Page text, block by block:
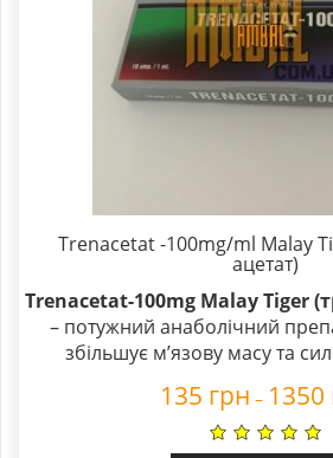
Trenacetat -100mg/ml Malay
ацетат)
Trenacetat-100mg Malay Tiger
– потужний анаболічний
збільшує м’язову масу та
135 грн – 1350